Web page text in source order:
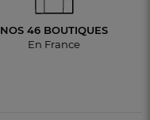
NOS 46 BOUTIQUES
En France